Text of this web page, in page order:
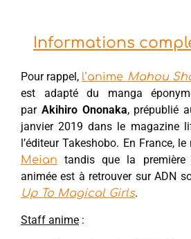
Informations
Pour rappel, l’anime Mahou
est adapté du manga
par Akihiro Ononaka, prépublié
janvier 2019 dans le magazine
l’éditeur Takeshobo. En France,
Meian tandis que la
animée est à retrouver sur ADN
Up To Magical Girls.
Staff anime :